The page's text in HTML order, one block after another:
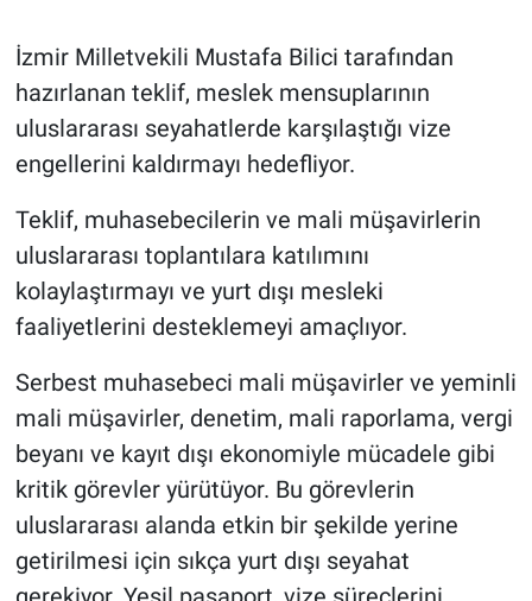
İzmir Milletvekili Mustafa Bilici tarafından
hazırlanan teklif, meslek mensuplarının
uluslararası seyahatlerde karşılaştığı vize
engellerini kaldırmayı hedefliyor.
Teklif, muhasebecilerin ve mali müşavirlerin
uluslararası toplantılara katılımını
kolaylaştırmayı ve yurt dışı mesleki
faaliyetlerini desteklemeyi amaçlıyor.
Serbest muhasebeci mali müşavirler ve yeminli
mali müşavirler, denetim, mali raporlama, vergi
beyanı ve kayıt dışı ekonomiyle mücadele gibi
kritik görevler yürütüyor. Bu görevlerin
uluslararası alanda etkin bir şekilde yerine
getirilmesi için sıkça yurt dışı seyahat
Gündem Özel
Günün görüntüsü
Haber
İlan
Kimdir
Kültür Sanat
Ne demişti
Nedir